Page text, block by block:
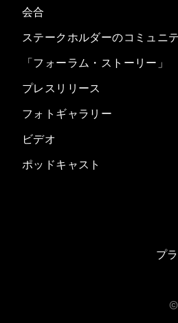
会合
ステークホルダーのコミュニ
「フォーラム・ストーリー」
プレスリリース
フォトギャラリー
ビデオ
ポッドキャスト
プ
©